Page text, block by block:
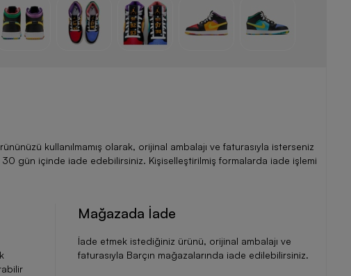
kullanılmamış olarak, orijinal ambalajı ve faturasıyla isterseniz
gün içinde iade edebilirsiniz. Kişiselleştirilmiş formalarda iade işlemi
Mağazada İade
İade etmek istediğiniz ürünü, orijinal ambalajı ve
faturasıyla Barçın mağazalarında iade edilebilirsiniz.